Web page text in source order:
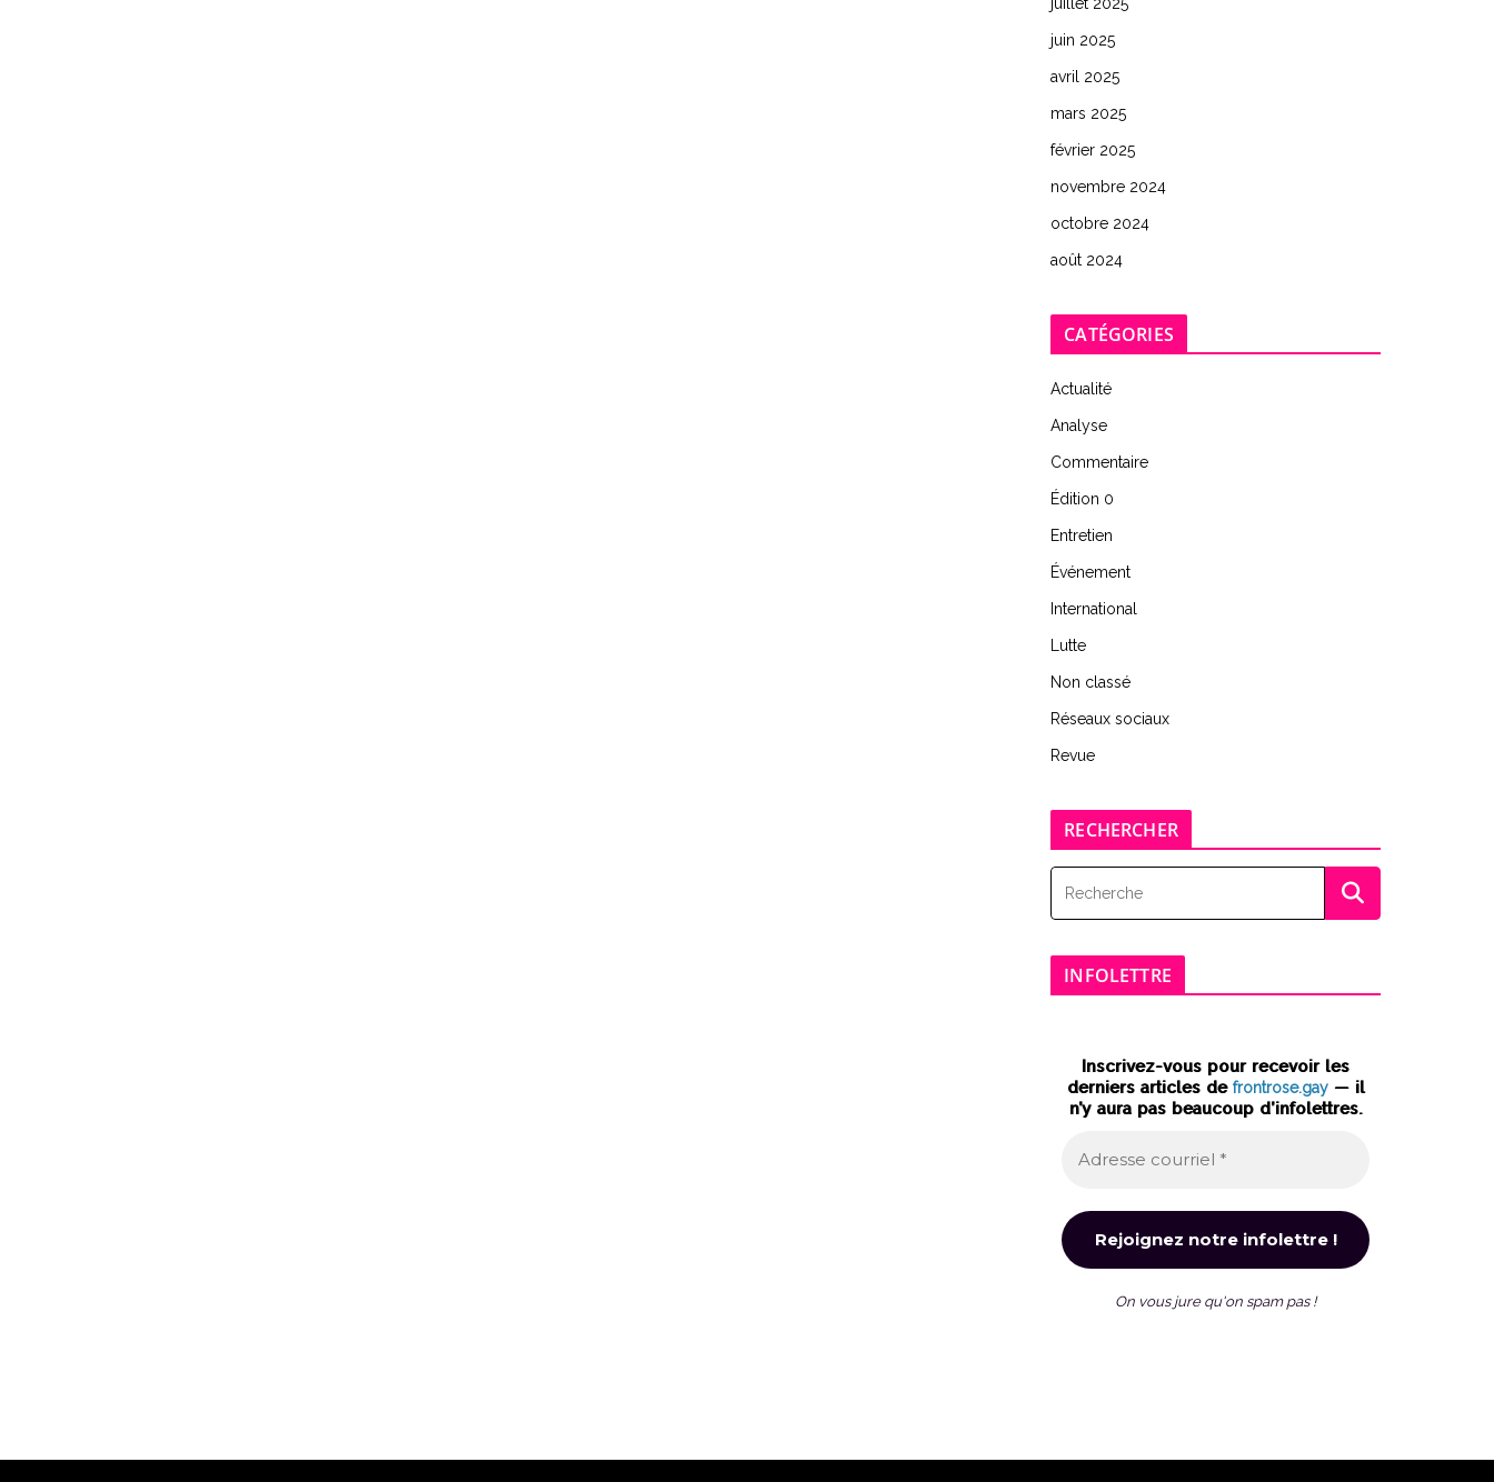
juin 2025
avril 2025
mars 2025
février 2025
novembre 2024
octobre 2024
août 2024
CATÉGORIES
Actualité
Analyse
Commentaire
Édition 0
Entretien
Événement
International
Lutte
Non classé
Réseaux sociaux
Revue
RECHERCHER
INFOLETTRE
Inscrivez-vous pour recevoir les
derniers articles de frontrose.gay— il
n’y aura pas beaucoup d’infolettres.
On vous jure qu'on spam pas !